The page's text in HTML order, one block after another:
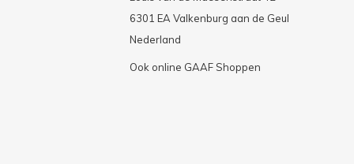
6301 EA Valkenburg aan de Geul
Nederland
Ook online GAAF Shoppen